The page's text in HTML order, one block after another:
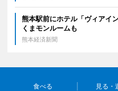
熊本駅前にホテル「ヴィアイ
くまモンルームも
熊本経済新聞
食べる 見る・